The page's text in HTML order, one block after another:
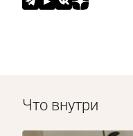
Что внутри